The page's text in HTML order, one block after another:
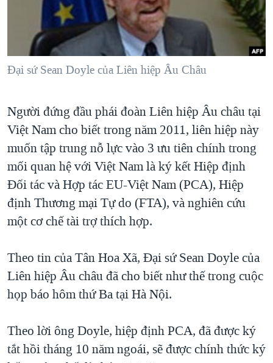
NGƯỜI VIỆT HẢI NGOẠI
ĐỜI SỐNG
KINH TẾ
THỂ THAO
GIÁO DỤC
HÀNH TRÌNH BẦU CỬ 2024
MỘT NĂM CHIẾN TRANH TẠI DẢI GAZA
GIẢI MÃ VÀNH ĐAI & CON ĐƯỜNG
TRỊNH VĨNH BÌNH - NGƯỜI HẠ 'BÊN THẮNG CUỘC'
GROUND ZERO – XƯA VÀ NAY
CHI PHÍ CHIẾN TRANH AFGHANISTAN
CÁC GIÁ TRỊ CỘNG HÒA Ở VIỆT NAM
THƯỢNG ĐỈNH TRUMP-KIM TẠI VIỆT NAM
TRỊNH VĨNH BÌNH VS. CHÍNH PHỦ VIỆT NAM
BÊN KIA QUỐC LỘ: TIẾNG VỌNG TỪ NÔNG THÔN MỸ
QUAN HỆ VIỆT MỸ
NGHE
MẠNG XÃ HỘI
Ngôn ngữ khác
Đại sứ Sean Doyle của Liên hiệp Âu Châu
Người đứng đầu phái đoàn Liên hiệp Âu châu tại
Việt Nam cho biết trong năm 2011, liên hiệp này
muốn tập trung nỗ lực vào 3 ưu tiên chính trong
mối quan hệ với Việt Nam là ký kết Hiệp định
Đối tác và Hợp tác EU-Việt Nam (PCA), Hiệp
định Thương mại Tự do (FTA), và nghiên cứu
một cơ chế tài trợ thích hợp.
Theo tin của Tân Hoa Xã, Đại sứ Sean Doyle của
Liên hiệp Âu châu đã cho biết như thế trong cuộc
họp báo hôm thứ Ba tại Hà Nội.
Theo lời ông Doyle, hiệp định PCA, đã được ký
tắt hồi tháng 10 năm ngoái, sẽ được chính thức ký